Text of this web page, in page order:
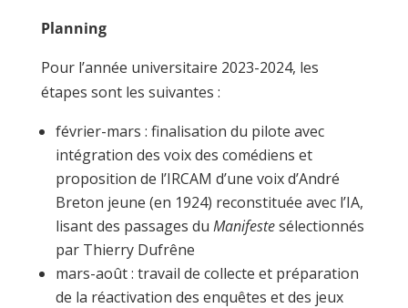
Planning
Pour l’année universitaire 2023-2024, les
étapes sont les suivantes :
février-mars : finalisation du pilote avec
intégration des voix des comédiens et
proposition de l’IRCAM d’une voix d’André
Breton jeune (en 1924) reconstituée avec l’IA,
lisant des passages du Manifestesélectionnés
par Thierry Dufrêne
mars-août : travail de collecte et préparation
de la réactivation des enquêtes et des jeux